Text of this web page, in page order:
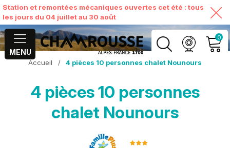
Station et remontées mécaniques ouvertes cet été : tous
les jours du 04 juillet au 30 août
MENU
0
MON COMPTE
VOIR MON PANIER
Accueil / 4 pièces 10 personnes chalet Nounours
4 pièces 10 personnes
chalet Nounours